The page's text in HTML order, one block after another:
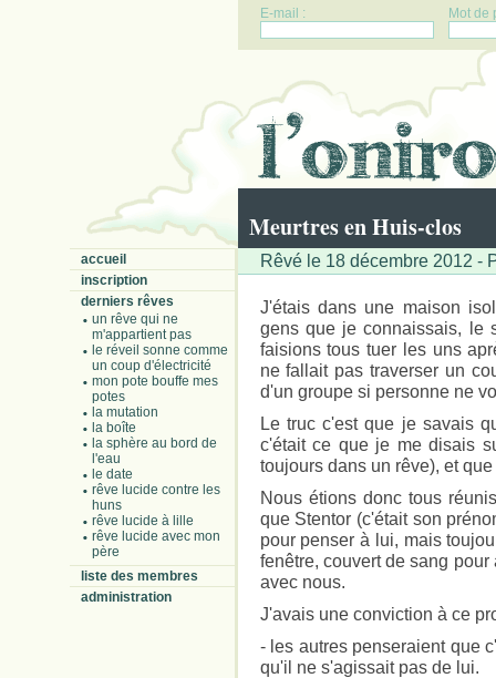
E-mail : Mot de
Meurtres en Huis-clos
accueil
inscription
derniers rêves
un rêve qui ne
m'appartient pas
le réveil sonne comme
un coup d'électricité
mon pote bouffe mes
potes
la mutation
la boîte
la sphère au bord de
l'eau
le date
rêve lucide contre les
huns
rêve lucide à lille
rêve lucide avec mon
père
liste des membres
administration
Rêvé le 18 décembre 2012 -
J'étais dans une maison
gens que je connaissais, le
faisions tous tuer les uns
ne fallait pas traverser un
d'un groupe si personne ne
Le truc c'est que je savais
c'était ce que je me disais
toujours dans un rêve), et
Nous étions donc tous
que Stentor (c'était son
pour penser à lui, mais
fenêtre, couvert de sang
avec nous.
J'avais une conviction à ce
- les autres penseraient que
qu'il ne s'agissait pas de lui.